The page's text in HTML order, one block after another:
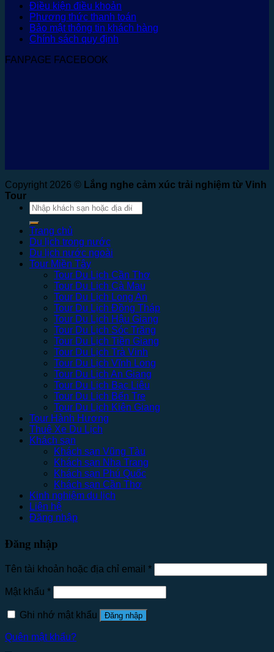
Điều kiện điều khoản
Phương thức thanh toán
Bảo mật thông tin khách hàng
Chính sách quy định
FANPAGE FACEBOOK
Copyright 2026 © Lắng nghe cảm xúc trải nghiệm từ Vinh
Tour
Tìm
kiếm:
Trang chủ
Du lịch trong nước
Du lịch nước ngoài
Tour Miền Tây
Tour Du Lịch Cần Thơ
Tour Du Lịch Cà Mau
Tour Du Lịch Long An
Tour Du Lịch Đồng Tháp
Tour Du Lịch Hậu Giang
Tour Du Lịch Sóc Trăng
Tour Du Lịch Tiền Giang
Tour Du Lịch Trà Vinh
Tour Du Lịch Vĩnh Long
Tour Du Lịch An Giang
Tour Du Lịch Bạc Liêu
Tour Du Lịch Bến Tre
Tour Du Lịch Kiên Giang
Tour Hành Hương
Thuê Xe Du Lịch
Khách sạn
Khách sạn Vũng Tàu
Khách sạn Nha Trang
Khách sạn Phú Quốc
Khách sạn Cần Thơ
Kinh nghiệm du lịch
Liên hệ
Đăng nhập
Đăng nhập
Tên tài khoản hoặc địa chỉ email *
Mật khẩu *
Ghi nhớ mật khẩu Đăng nhập
Quên mật khẩu?